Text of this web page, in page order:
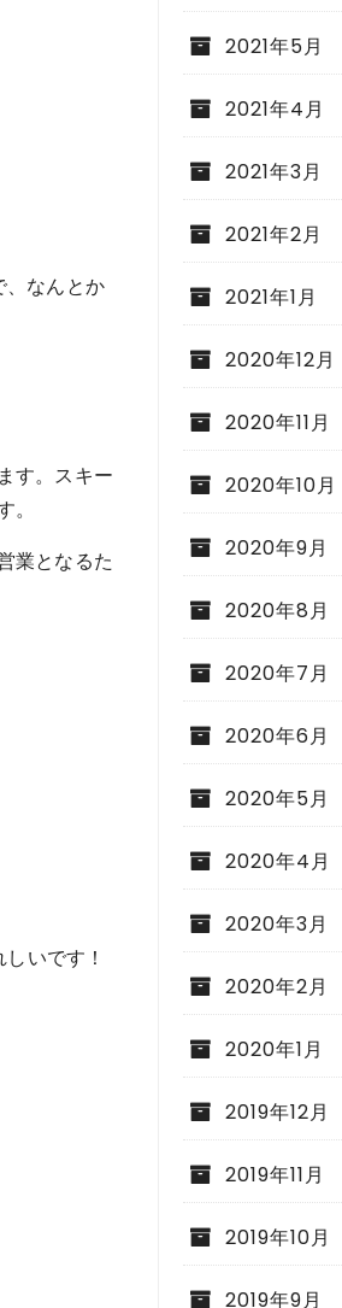
、なんとか
す。スキー
業となるた
いです！
2021年5月
2021年4月
2021年3月
2021年2月
2021年1月
2020年12月
2020年11月
2020年10月
2020年9月
2020年8月
2020年7月
2020年6月
2020年5月
2020年4月
2020年3月
2020年2月
2020年1月
2019年12月
2019年11月
2019年10月
2019年9月